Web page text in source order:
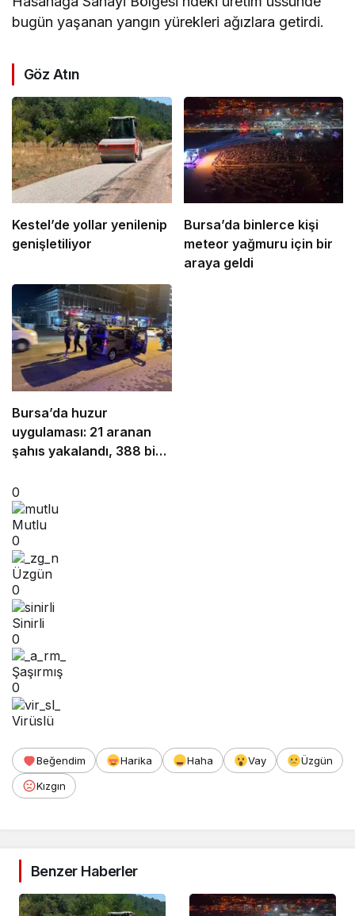
bugün yaşanan yangın yürekleri ağızlara getirdi.
Göz Atın
Kestel’de yollar yenilenip
genişletiliyor
Bursa’da binlerce kişi
meteor yağmuru için bir
araya geldi
Bursa’da huzur
uygulaması: 21 aranan
şahıs yakalandı, 388 bin
0
Mutlu
0
Üzgün
0
Sinirli
0
Şaşırmış
0
Virüslü
Beğendim Harika Haha Vay
Üzgün
Kızgın
Benzer Haberler